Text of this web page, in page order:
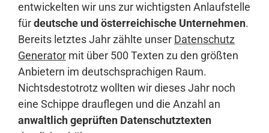
entwickelten wir uns zur wichtigsten Anlaufstelle
fürdeutsche und österreichische Unternehmen.
Bereits letztes Jahr zählte unser Datenschutz
Generator mit über 500 Texten zu den größten
Anbietern im deutschsprachigen Raum.
Nichtsdestotrotz wollten wir dieses Jahr noch
eine Schippe drauflegen und die Anzahl an
anwaltlich geprüften Datenschutztexten